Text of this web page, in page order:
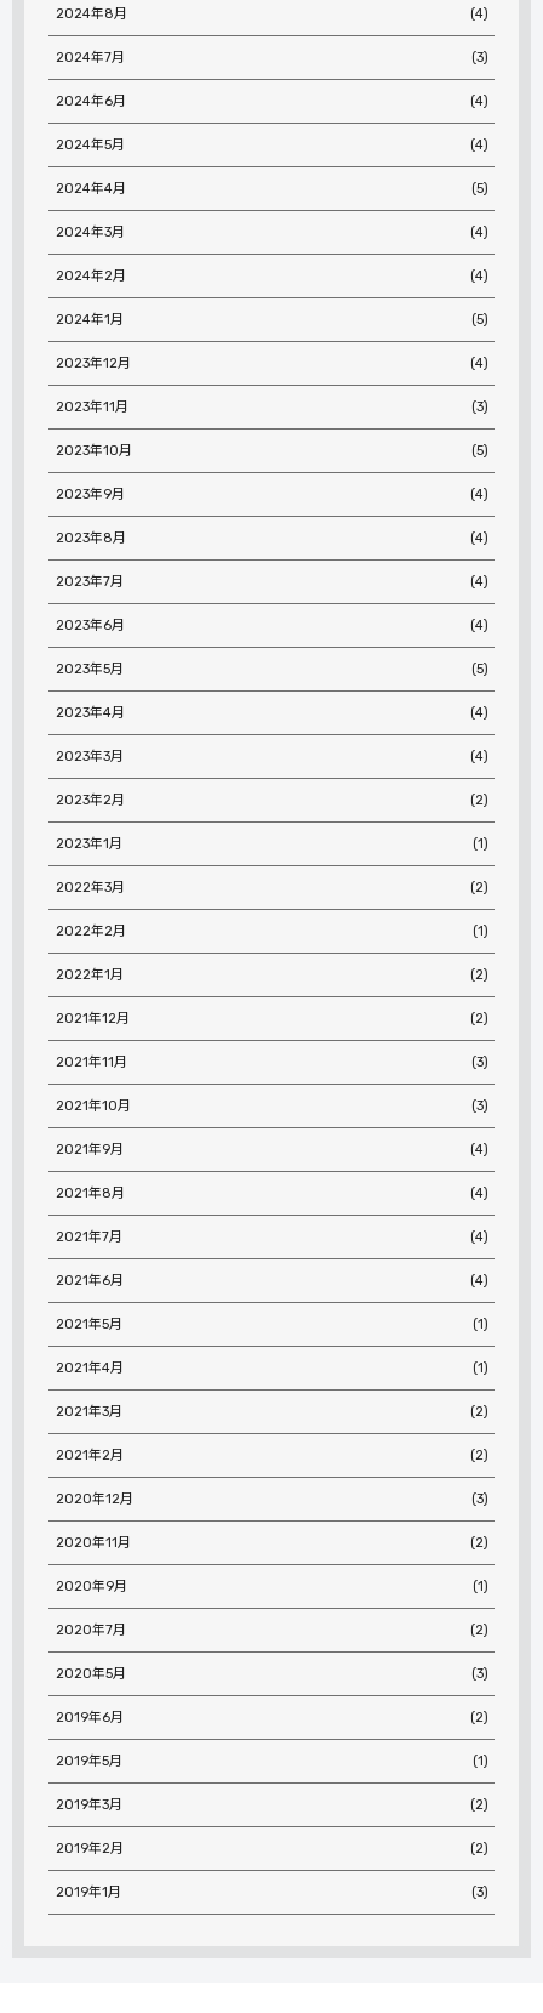
2024年8月 (4)
2024年7月 (3)
2024年6月 (4)
2024年5月 (4)
2024年4月 (5)
2024年3月 (4)
2024年2月 (4)
2024年1月 (5)
2023年12月 (4)
2023年11月 (3)
2023年10月 (5)
2023年9月 (4)
2023年8月 (4)
2023年7月 (4)
2023年6月 (4)
2023年5月 (5)
2023年4月 (4)
2023年3月 (4)
2023年2月 (2)
2023年1月 (1)
2022年3月 (2)
2022年2月 (1)
2022年1月 (2)
2021年12月 (2)
2021年11月 (3)
2021年10月 (3)
2021年9月 (4)
2021年8月 (4)
2021年7月 (4)
2021年6月 (4)
2021年5月 (1)
2021年4月 (1)
2021年3月 (2)
2021年2月 (2)
2020年12月 (3)
2020年11月 (2)
2020年9月 (1)
2020年7月 (2)
2020年5月 (3)
2019年6月 (2)
2019年5月 (1)
2019年3月 (2)
2019年2月 (2)
2019年1月 (3)